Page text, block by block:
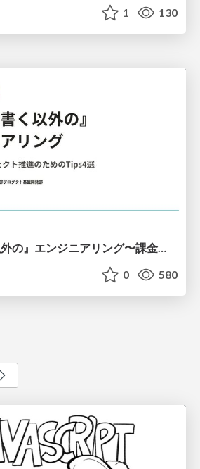
1 130
『コードを書く以外の』エンジニアリング〜課金基盤移行プロジェクト推進のためのTips4選
0 580